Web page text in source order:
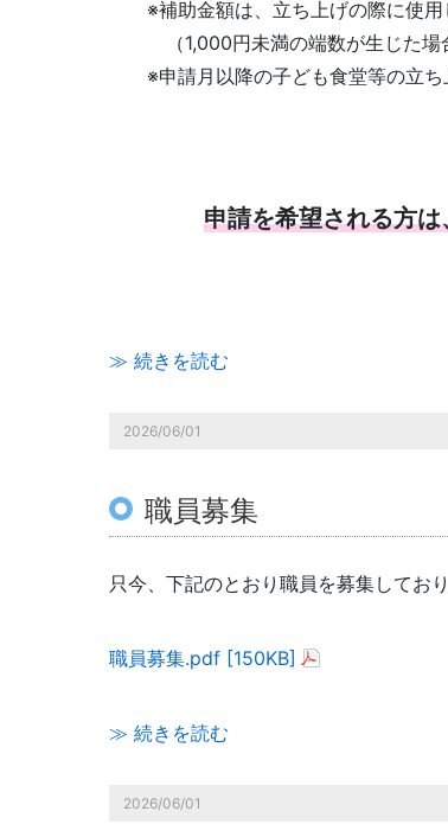
※補助金額は、立ち上げの際に使用
（1,000円未満の端数が生じた場合
※申請月以降の子ども食堂等の立ち
申請を希望される方
≫ 続きを読む
2026/06/01
職員募集
只今、下記のとおり職員を募集しており
職員募集.pdf [150KB]
≫ 続きを読む
2026/06/01